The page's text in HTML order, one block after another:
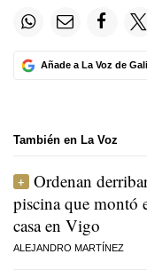
Añade a La Voz de
También en La Voz
Ordenan
piscina que montó
casa en Vigo
ALEJANDRO MARTÍNEZ